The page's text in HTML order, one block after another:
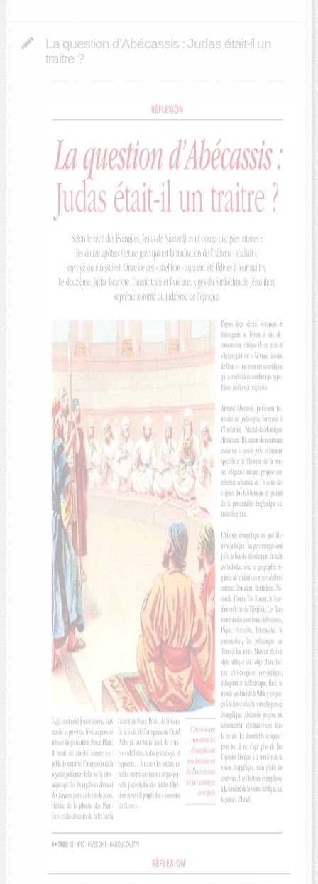
La question d’Abécassis : Judas était-il un
traitre ?